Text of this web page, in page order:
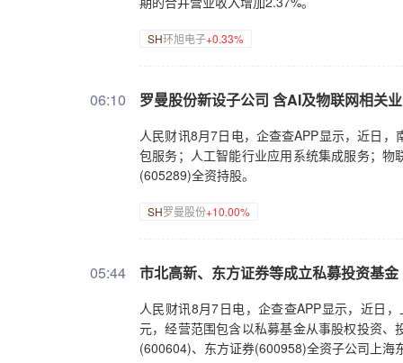
SH环旭电子+0.33%
06:10 罗曼股份新设子公司 含AI及物联网相关
人民财讯8月7日电，企查查APP显示，近日
包服务；人工智能行业应用系统集成服务；
(605289)全资持股。
SH罗曼股份+10.00%
05:44 市北高新、东方证券等成立私募投资基金
人民财讯8月7日电，企查查APP显示，近日
元，经营范围包含以私募基金从事股权投资
(600604)、东方证券(600958)全资子公司上海